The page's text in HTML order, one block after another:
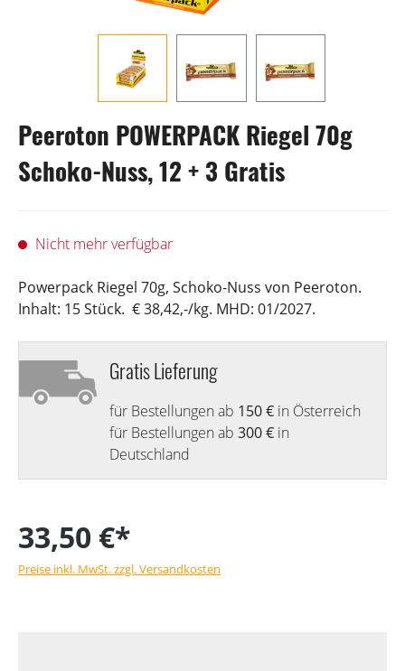
Peeroton POWERPACK Riegel 70g
Schoko-Nuss, 12 + 3 Gratis
Nicht mehr verfügbar
Powerpack Riegel 70g, Schoko-Nuss von Peeroton.
Inhalt: 15 Stück. € 38,42,-/kg. MHD: 01/2027.
Gratis Lieferung
für Bestellungen ab 150 € in Österreich
für Bestellungen ab 300 € in
Deutschland
33,50 €*
Preise inkl. MwSt. zzgl. Versandkosten